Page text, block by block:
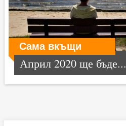
Сама вкъщи
Април 2020 ще бъде...